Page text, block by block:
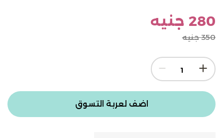
280 جنيه
350 جنيه
اضف لعربة التسوق